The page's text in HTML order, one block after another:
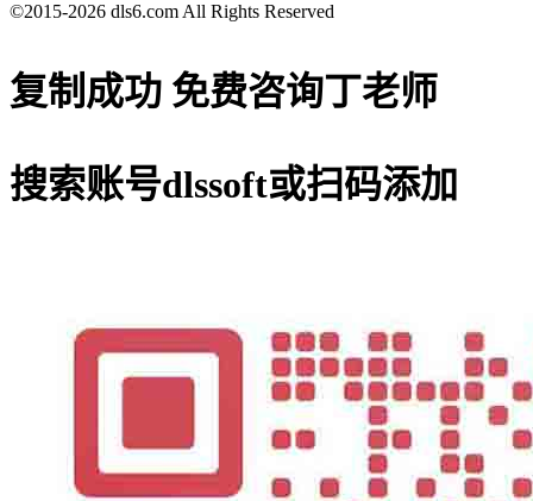
©2015-2026 dls6.com All Rights Reserved
复制成功 免费咨询丁老师
搜索账号dlssoft或扫码添加